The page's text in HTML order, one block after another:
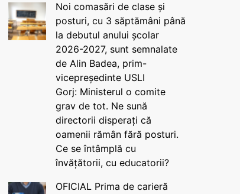
Noi comasări de clase și
posturi, cu 3 săptămâni până
la debutul anului școlar
2026-2027, sunt semnalate
de Alin Badea, prim-
vicepreședinte USLI
Gorj: Ministerul o comite
grav de tot. Ne sună
directorii disperați că
oamenii rămân fără posturi.
Ce se întâmplă cu
învățătorii, cu educatorii?
OFICIAL Prima de carieră